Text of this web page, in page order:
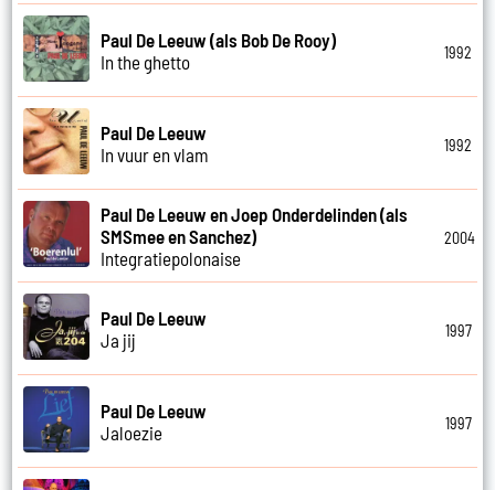
Paul De Leeuw (als Bob De Rooy)
In the ghetto
1992
Paul De Leeuw
In vuur en vlam
1992
Paul De Leeuw en Joep Onderdelinden (als
SMSmee en Sanchez)
Integratiepolonaise
2004
Paul De Leeuw
Ja jij
1997
Paul De Leeuw
Jaloezie
1997